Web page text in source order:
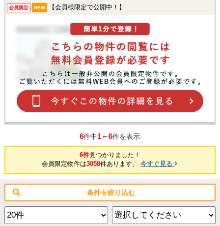
会員限定 NEW 【会員様限定で公開中！】
6件中1～6件を表示
6件見つかりました！
会員限定物件は3058件あります。今すぐ見る
条件を絞り込む